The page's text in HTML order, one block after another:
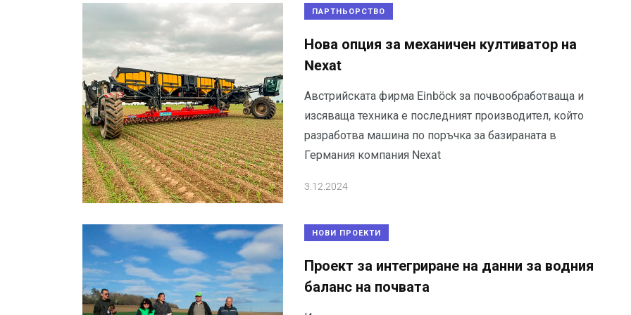
ПАРТНЬОРСТВО
Нова опция за механичен култиватор на
Nexat
Австрийската фирма Einböck за почвообработваща и
изсяваща техника е последният производител, който
разработва машина по поръчка за базираната в
Германия компания Nexat
3.12.2024
НОВИ ПРОЕКТИ
Проект за интегриране на данни за водния
баланс на почвата